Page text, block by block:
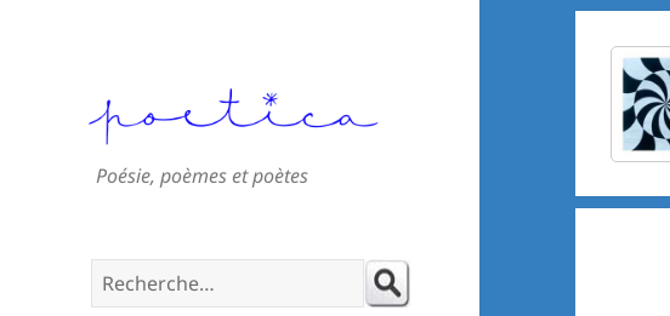
Poésie, poèmes et poètes
Search
for: